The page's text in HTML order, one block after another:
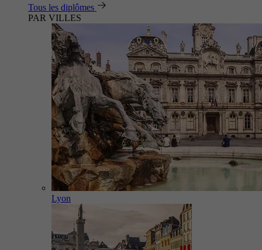
Tous les diplômes
PAR VILLES
Lyon